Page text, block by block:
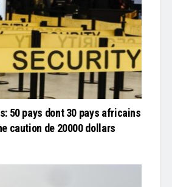
50 pays dont 30 pays africains
caution de 20000 dollars